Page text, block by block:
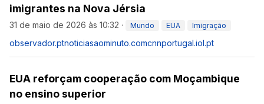
imigrantes na Nova Jérsia
31 de maio de 2026 às 10:32 · Mundo EUA Imigração
observador.ptnoticiasaominuto.comcnnportugal.iol.pt
EUA reforçam cooperação com Moçambique
no ensino superior